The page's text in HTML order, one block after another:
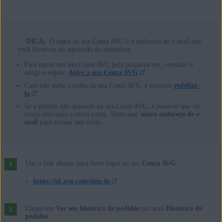
DICA:
O login da sua Conta AVG é o endereço de e-mail que
você forneceu na aquisição da assinatura.
Para entrar em sua Conta AVG pela primeira vez, consulte o
artigo a seguir: Ative a sua Conta AVG
.
Caso não saiba a senha da sua Conta AVG, é possível redefini-
la
.
Se o pedido não aparecer na sua Conta AVG, é possível que ele
esteja associado a outra conta. Tente usar outro endereço de e-
mail
para acessar sua conta.
Use o link abaixo para fazer login na sua Conta AVG
https://id.avg.com/sign-in
Clique em Ver seu histórico de pedidosna caixa Histórico de
pedidos.